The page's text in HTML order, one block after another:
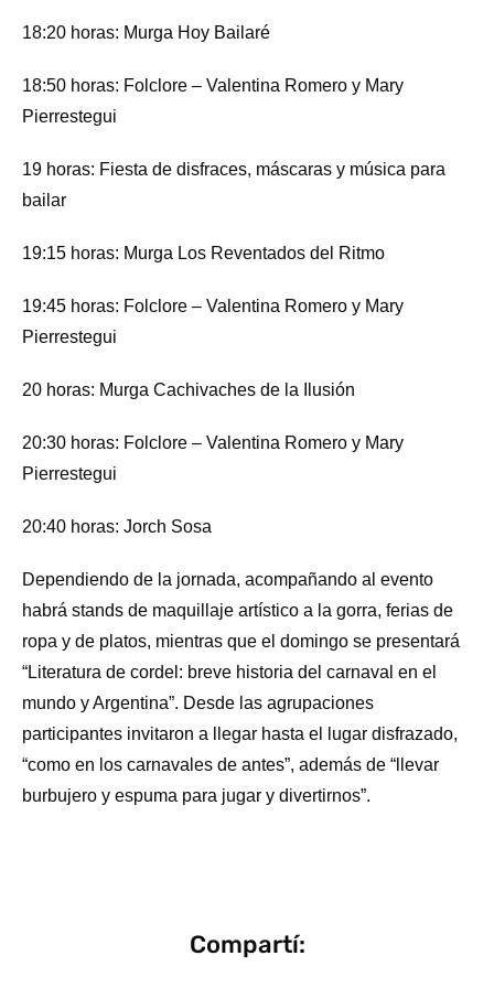
18:20 horas: Murga Hoy Bailaré
18:50 horas: Folclore – Valentina Romero y Mary
Pierrestegui
19 horas: Fiesta de disfraces, máscaras y música para
bailar
19:15 horas: Murga Los Reventados del Ritmo
19:45 horas: Folclore – Valentina Romero y Mary
Pierrestegui
20 horas: Murga Cachivaches de la Ilusión
20:30 horas: Folclore – Valentina Romero y Mary
Pierrestegui
20:40 horas: Jorch Sosa
Dependiendo de la jornada, acompañando al evento
habrá stands de maquillaje artístico a la gorra, ferias de
ropa y de platos, mientras que el domingo se presentará
“Literatura de cordel: breve historia del carnaval en el
mundo y Argentina”. Desde las agrupaciones
participantes invitaron a llegar hasta el lugar disfrazado,
“como en los carnavales de antes”, además de “llevar
burbujero y espuma para jugar y divertirnos”.
Compartí: